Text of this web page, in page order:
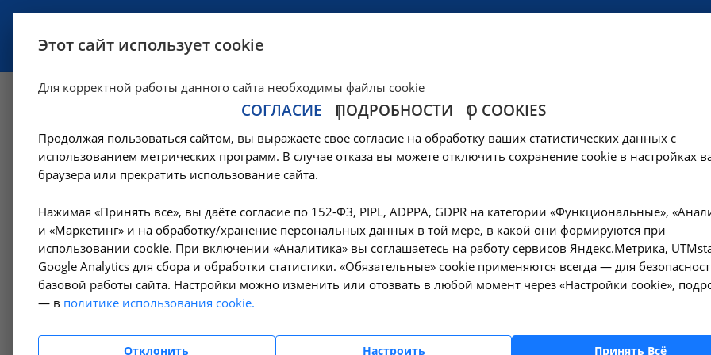
Определение антител к бледной
(Treponema pallidum) в
(RPR, РМП) (качественное и
исследование) в сыв -
Цены в Ангарске — Лабораторные исследования
Определение антител к бледной трепонеме (Treponema pallidum) в нетрепонемных тестах (RPR, РМП) (качественное и
Этот сайт использует cookie
Для корректной работы данного сайта необходимы файлы cookie
СОГЛАСИЕ ПОДРОБНОСТИ О COOKIES
Продолжая пользоваться сайтом, вы выражаете свое согласие на обработку ваших статистических данных с
использованием метрических программ. В случае отказа вы можете отключить сохранение cookie в настройках
браузера или прекратить использование сайта.
Нажимая «Принять все», вы даёте согласие по 152-ФЗ, PIPL, ADPPA, GDPR на категории «Функциональные»,
и «Маркетинг» и на обработку/хранение персональных данных в той мере, в какой они формируются при
использовании cookie. При включении «Аналитика» вы соглашаетесь на работу сервисов Яндекс.Метрика,
Google Analytics для сбора и обработки статистики. «Обязательные» cookie применяются всегда — для
базовой работы сайта. Настройки можно изменить или отозвать в любой момент через «Настройки cookie»,
— в политике использования cookie.
Отклонить Настроить Принять Всё